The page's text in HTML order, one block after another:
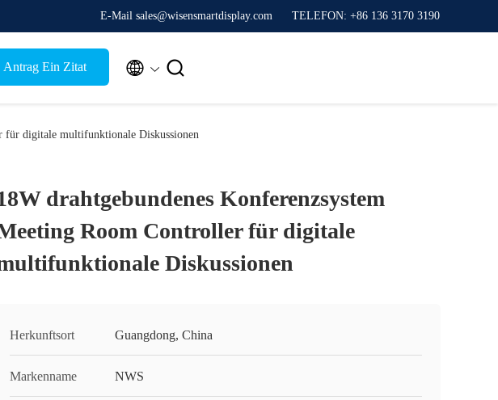
E-Mail sales@wisensmartdisplay.com TELEFON: +86 136 3170 3190
Antrag Ein Zitat  
für digitale multifunktionale Diskussionen
drahtgebundenes Konferenzsystem
Room Controller für digitale
Diskussionen
Herkunftsort Guangdong, China
Markenname NWS